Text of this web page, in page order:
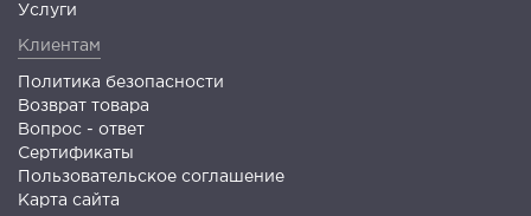
Услуги
Клиентам
Политика безопасности
Возврат товара
Вопрос - ответ
Сертификаты
Пользовательское соглашение
Карта сайта